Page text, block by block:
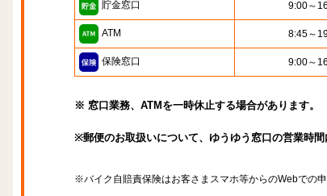
貯金窓口 9:00～
ATM 8:45～
保険窓口 9:00～
※ 窓口業務、ATMを一時休止する場合があります。
※郵便のお取扱いについて、ゆうゆう窓口の営業時
※バイク自賠責保険はお客さまスマホ等からのWebでの申